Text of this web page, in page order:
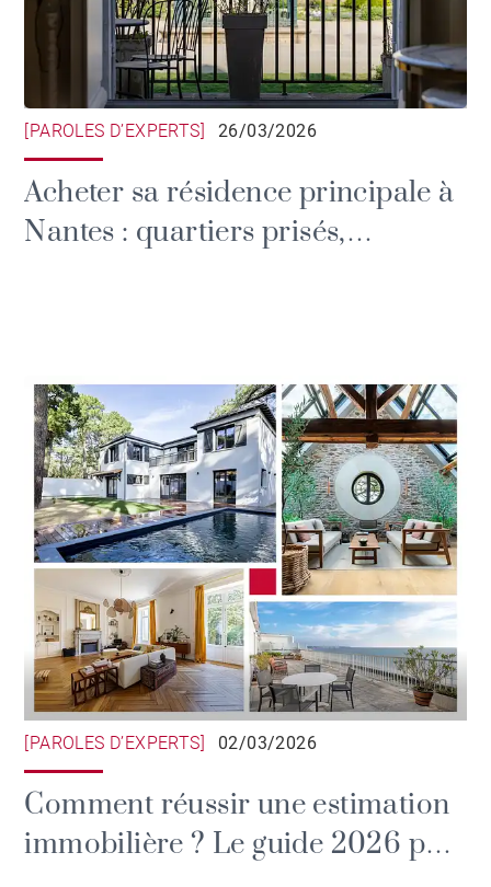
[PAROLES D’EXPERTS] 26/03/2026
Acheter sa résidence principale à
Nantes : quartiers prisés,
[PAROLES D’EXPERTS] 02/03/2026
Comment réussir une estimation
immobilière ? Le guide 2026 par